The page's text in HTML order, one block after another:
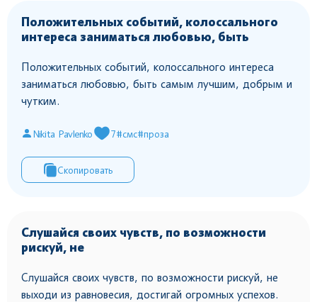
Положительных событий, колоссального
интереса заниматься любовью, быть
Положительных событий, колоссального интереса
заниматься любовью, быть самым лучшим, добрым и
чутким.
Nikita Pavlenko 7#смс#проза
Скопировать
Слушайся своих чувств, по возможности
рискуй, не
Слушайся своих чувств, по возможности рискуй, не
выходи из равновесия, достигай огромных успехов.